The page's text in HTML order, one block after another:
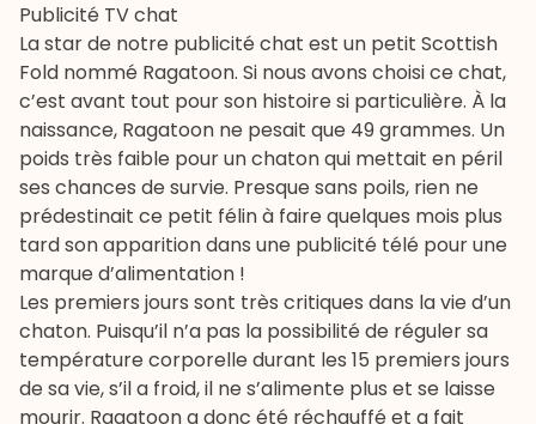
Publicité TV chat
La star de notre publicité chat est un petit Scottish
Fold nommé Ragatoon. Si nous avons choisi ce chat,
c’est avant tout pour son histoire si particulière. À la
naissance, Ragatoon ne pesait que 49 grammes. Un
poids très faible pour un chaton qui mettait en péril
ses chances de survie. Presque sans poils, rien ne
prédestinait ce petit félin à faire quelques mois plus
tard son apparition dans une publicité télé pour une
marque d’alimentation !
Les premiers jours sont très critiques dans la vie d’un
chaton. Puisqu’il n’a pas la possibilité de réguler sa
température corporelle durant les 15 premiers jours
de sa vie, s’il a froid, il ne s’alimente plus et se laisse
mourir. Ragatoon a donc été réchauffé et a fait